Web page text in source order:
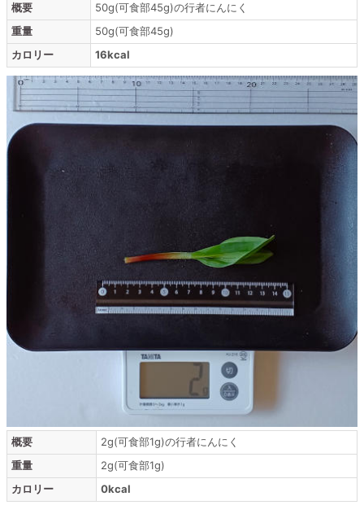
概要
50g(可食部45g)の行者にんにく
重量
50g(可食部45g)
カロリー
16kcal
概要
2g(可食部1g)の行者にんにく
重量
2g(可食部1g)
カロリー
0kcal